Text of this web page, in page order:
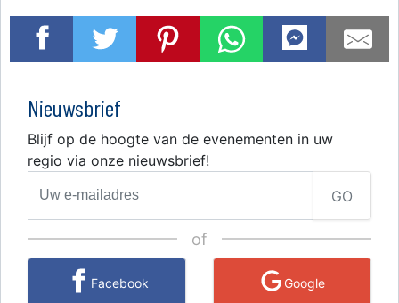
Nieuwsbrief
Blijf op de hoogte van de evenementen in uw
regio via onze nieuwsbrief!
GO
of
Facebook Google